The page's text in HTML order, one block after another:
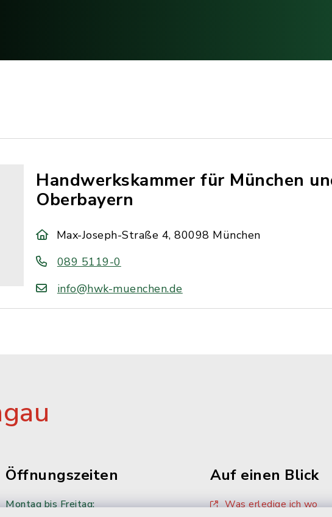
Handwerkskammer für München
Oberbayern
Max-Joseph-Straße 4, 80098 München
089 5119-0
info@hwk-muenchen.de
Öffnungszeiten
Montag bis Freitag:
Auf einen Blick
Was erledige ich wo